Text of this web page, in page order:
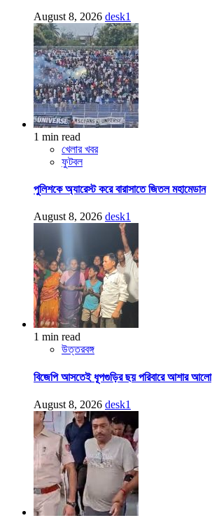
August 8, 2026 desk1
1 min read
খেলার খবর
ফুটবল
পুলিশকে অ্যারেস্ট করে বারাসাতে জিতল মহামেডান
August 8, 2026 desk1
1 min read
উত্তরবঙ্গ
বিজেপি আসতেই ধূপগুড়ির ছয় পরিবারে আশার আলো
August 8, 2026 desk1